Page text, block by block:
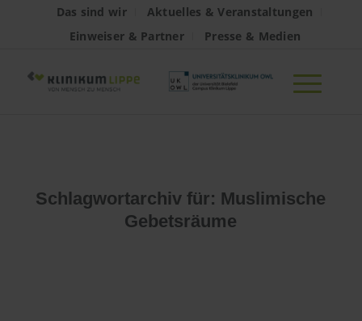
Das sind wir
Aktuelles & Veranstaltungen
Einweiser & Partner
Presse & Medien
Schlagwortarchiv für: Muslimische
Gebetsräume